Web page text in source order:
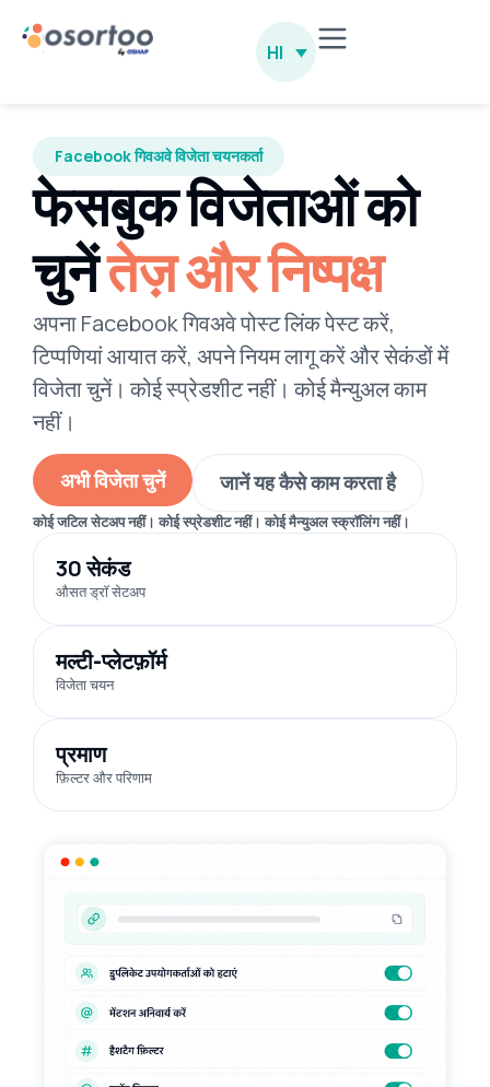
HI
Facebook गिवअवे विजेता चयनकर्ता
फेसबुक विजेताओं को
चुनेंतेज़ और निष्पक्ष
अपना Facebook गिवअवे पोस्ट लिंक पेस्ट करें,
टिप्पणियां आयात करें, अपने नियम लागू करें और सेकंडों में
विजेता चुनें। कोई स्प्रेडशीट नहीं। कोई मैन्युअल काम
नहीं।
अभी विजेता चुनें जानें यह कैसे काम करता है
कोई जटिल सेटअप नहीं। कोई स्प्रेडशीट नहीं। कोई मैन्युअल स्क्रॉलिंग नहीं।
30 सेकंड
औसत ड्रॉ सेटअप
मल्टी-प्लेटफ़ॉर्म
विजेता चयन
प्रमाण
फ़िल्टर और परिणाम